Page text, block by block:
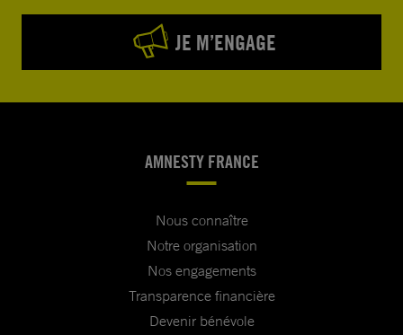
JE M’ENGAGE
AMNESTY FRANCE
Nous connaître
Notre organisation
Nos engagements
Transparence financière
Devenir bénévole